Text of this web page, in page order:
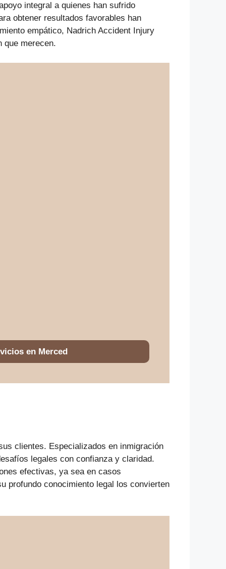
integral a quienes han sufrido
obtener resultados favorables han
empático, Nadrich Accident Injury
que merecen.
en Merced
clientes. Especializados en inmigración
legales con confianza y claridad.
efectivas, ya sea en casos
profundo conocimiento legal los convierten